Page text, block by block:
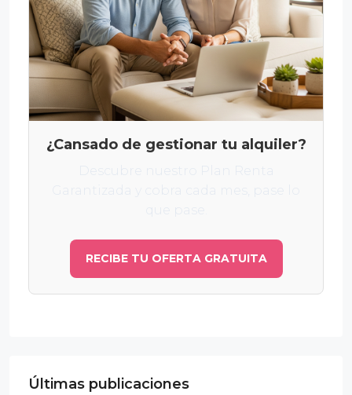
¿Cansado de gestionar tu alquiler?
RECIBE TU OFERTA GRATUITA
Últimas publicaciones